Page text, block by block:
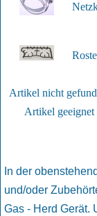
Artikel nicht
Artikel
In der
und/oder
Gas - Herd Gerät.